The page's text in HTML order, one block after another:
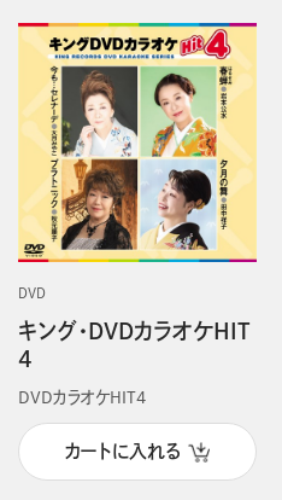
DVD
キング・DVDカラオケHIT
4
DVDカラオケHIT4
カートに入れる